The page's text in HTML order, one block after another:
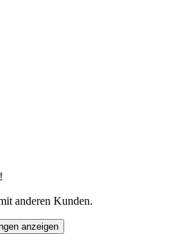
anderen Kunden.
anzeigen